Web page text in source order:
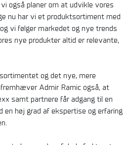
også planer om at udvikle vores
nu har vi et produktsortiment med
vi følger markedet og nye trends
nye produkter altid er relevante,
og det nye, mere
fremhæver Admir Ramic også, at
samt partnere får adgang til en
en høj grad af ekspertise og erfaring